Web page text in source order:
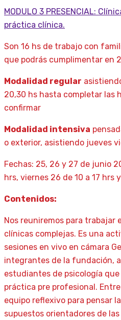
MODULO 3 PRESENCIAL:
práctica clínica.
Son 16 hs de trabajo con
que podrás cumplimentar en
Modalidad regular
20,30 hs hasta completar las
confirmar
Modalidad intensiva
o exterior, asistiendo jueves
Fechas: 25, 26 y 27 de junio
hrs, viernes 26 de 10 a 17 hrs
Contenidos:
Nos reuniremos para trabajar
clínicas complejas. Es una
sesiones en vivo en cámara
integrantes de la fundación,
estudiantes de psicología
práctica pre profesional.
equipo reflexivo para pensar
supuestos orientadores de